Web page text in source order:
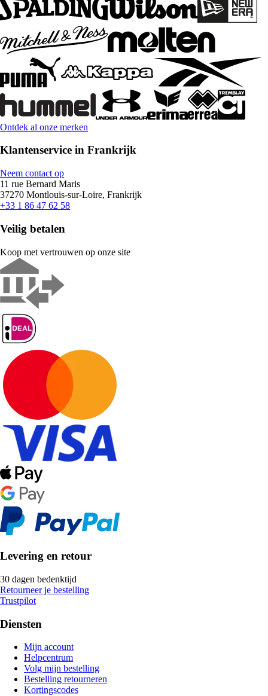
Ontdek al onze merken
Klantenservice in Frankrijk
Neem contact op
11 rue Bernard Maris
37270 Montlouis-sur-Loire, Frankrijk
+33 1 86 47 62 58
Veilig betalen
Koop met vertrouwen op onze site
Levering en retour
30 dagen bedenktijd
Retourneer je bestelling
Trustpilot
Diensten
Mijn account
Helpcentrum
Volg mijn bestelling
Bestelling retourneren
Kortingscodes